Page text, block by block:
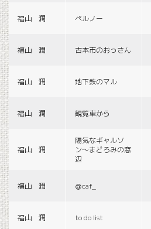
福山 潤 ペルノー
福山 潤 古本市のおっさん
福山 潤 地下鉄のマル
福山 潤 観覧車から
福山 潤
陽気なギャルソ
ン〜まどろみの窓
辺
福山 潤 ＠caf_
福山 潤 to do list